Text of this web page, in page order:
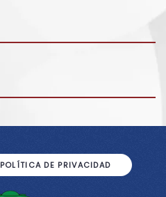
POLÍTICA DE PRIVACIDAD